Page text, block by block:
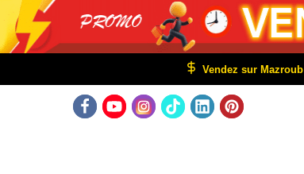
Vendez sur Mazroub